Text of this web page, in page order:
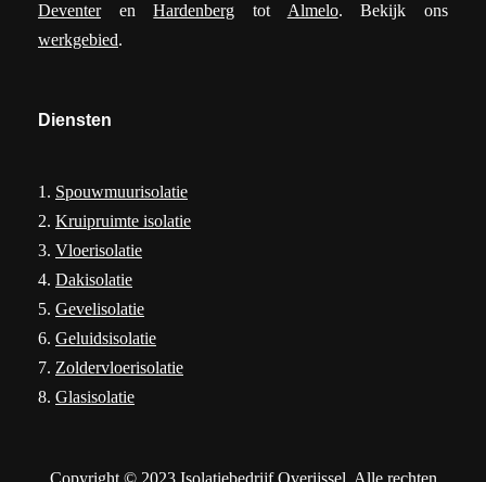
DeventerenHardenberg tot Almelo. Bekijk ons
werkgebied.
Diensten
1. Spouwmuurisolatie
2. Kruipruimte isolatie
3. Vloerisolatie
4. Dakisolatie
5. Gevelisolatie
6. Geluidsisolatie
7. Zoldervloerisolatie
8. Glasisolatie